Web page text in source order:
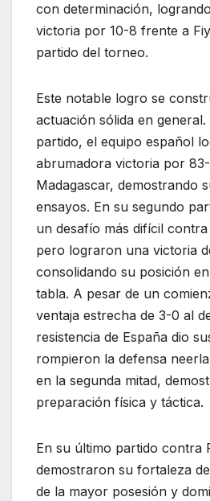
con determinación,
victoria por 10-8 frente a
partido del torneo.
Este notable logro se
actuación sólida en
partido, el equipo español
abrumadora victoria por
Madagascar, demostrando
ensayos. En su segundo
un desafío más difícil
pero lograron una victoria
consolidando su posición
tabla. A pesar de un
ventaja estrecha de 3-0 al
resistencia de España dio
rompieron la defensa
en la segunda mitad,
preparación física y táctica.
En su último partido contra
demostraron su fortaleza
de la mayor posesión y